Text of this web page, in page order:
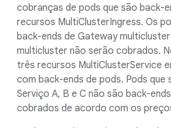
cobranças de pods que são back-
recursos MultiClusterIngress. Os
back-ends de Gateway
multicluster não serão cobrados.
três recursos MultiClusterService
com back-ends de pods. Pods que
Serviço A, B e C não são back-
cobrados de acordo com os